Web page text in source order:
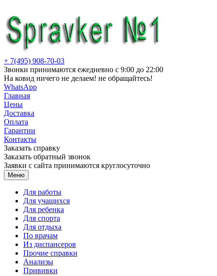
содержимому
+ 7(495) 908-70-03
Звонки принимаются ежедневно с 9:00 до 22:00
На ковид ничего не делаем! не обращайтесь!
WhatsApp
Главная
Цены
Доставка
Оплата
Гарантии
Контакты
Заказать справку
Заказать обратный звонок
Заявки с сайта принимаются круглосуточно
Меню
Для работы
Для учащихся
Для ребенка
Для спорта
Для отдыха
По врачам
Из диспансеров
Прочие справки
Анализы
Прививки